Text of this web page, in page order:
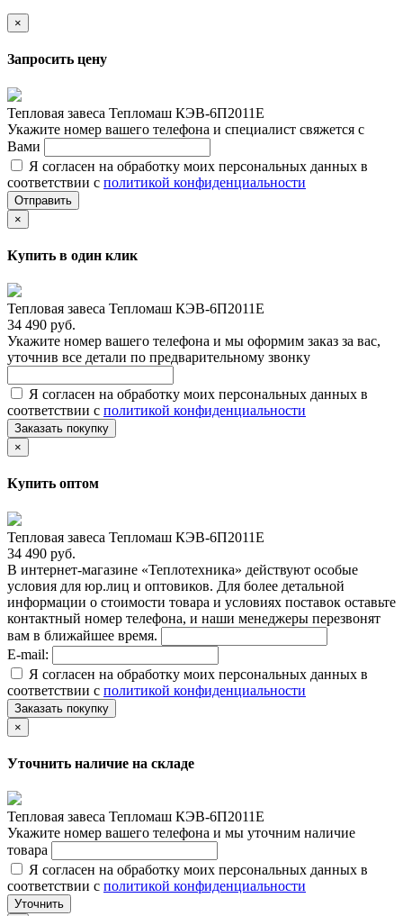
×
Запросить цену
Тепловая завеса Тепломаш КЭВ-6П2011Е
Укажите номер вашего телефона и специалист свяжется с
Вами
Я согласен на обработку моих персональных данных в
соответствии с политикой конфиденциальности
Отправить
×
Купить в один клик
Тепловая завеса Тепломаш КЭВ-6П2011Е
34 490 руб.
Укажите номер вашего телефона и мы оформим заказ за вас,
уточнив все детали по предварительному звонку
Я согласен на обработку моих персональных данных в
соответствии с политикой конфиденциальности
Заказать покупку
×
Купить оптом
Тепловая завеса Тепломаш КЭВ-6П2011Е
34 490 руб.
В интернет-магазине «Теплотехника» действуют особые
условия для юр.лиц и оптовиков. Для более детальной
информации о стоимости товара и условиях поставок оставьте
контактный номер телефона, и наши менеджеры перезвонят
вам в ближайшее время.
E-mail:
Я согласен на обработку моих персональных данных в
соответствии с политикой конфиденциальности
Заказать покупку
×
Уточнить наличие на складе
Тепловая завеса Тепломаш КЭВ-6П2011Е
Укажите номер вашего телефона и мы уточним наличие
товара
Я согласен на обработку моих персональных данных в
соответствии с политикой конфиденциальности
Уточнить